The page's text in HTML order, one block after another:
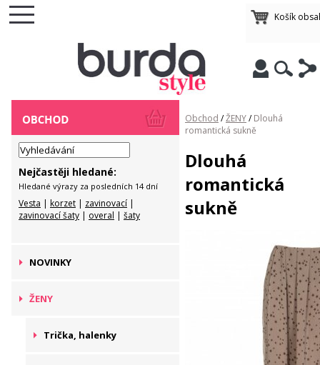
Košík
Nejčastěji hledané:
Hledané výrazy za posledních 14 dní
Vesta | korzet | zavinovací |
zavinovací šaty | overal | šaty
NOVINKY
ŽENY
Trička, halenky
Obchod /ŽENY/ Dlouhá
romantická sukně
Dlouhá
romantická
sukně